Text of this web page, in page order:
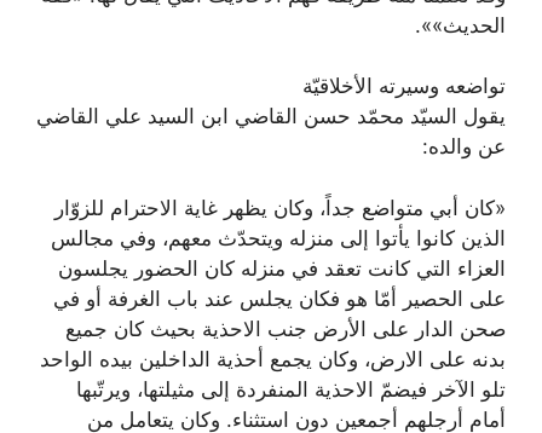
الحديث»».
تواضعه وسيرته الأخلاقيّة
يقول السيّد محمّد حسن القاضي ابن السيد علي القاضي
عن والده:
«كان أبي متواضع جداً، وكان يظهر غاية الاحترام للزوّار
الذين كانوا يأتوا إلى منزله ويتحدّث معهم، وفي مجالس
العزاء التي كانت تعقد في منزله كان الحضور يجلسون
على الحصير أمّا هو فكان يجلس عند باب الغرفة أو في
صحن الدار على الأرض جنب الاحذية بحيث كان جميع
بدنه على الارض، وكان يجمع أحذية الداخلين بيده الواحد
تلو الآخر فيضمّ الاحذية المنفردة إلى مثيلتها، ويرتّبها
أمام أرجلهم أجمعين دون استثناء. وكان يتعامل من